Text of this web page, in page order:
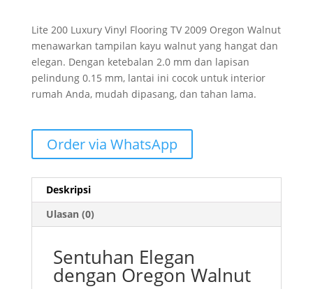
Lite 200 Luxury Vinyl Flooring TV 2009 Oregon Walnut
menawarkan tampilan kayu walnut yang hangat dan
elegan. Dengan ketebalan 2.0 mm dan lapisan
pelindung 0.15 mm, lantai ini cocok untuk interior
rumah Anda, mudah dipasang, dan tahan lama.
Order via WhatsApp
Deskripsi
Ulasan (0)
Sentuhan Elegan
dengan Oregon Walnut